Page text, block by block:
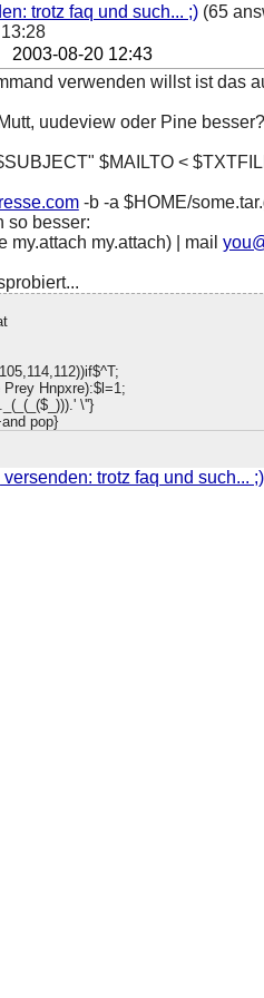
trotz faq und such... ;) (65
2003-08-20 12:43
verwenden willst ist das
uudeview oder Pine besser?
$MAILTO <
-b -a $HOME/
so besser:
my.attach my.attach) | mail
Prey Hnpxre):$l=1;
\''}
pop}
trotz faq und such... ;)